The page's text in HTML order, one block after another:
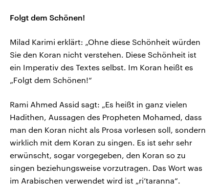
Folgt dem Schönen!
Milad Karimi erklärt: „Ohne diese Schönheit würden
Sie den Koran nicht verstehen. Diese Schönheit ist
ein Imperativ des Textes selbst. Im Koran heißt es
„Folgt dem Schönen!“
Rami Ahmed Assid sagt: „Es heißt in ganz vielen
Hadithen, Aussagen des Propheten Mohamed, dass
man den Koran nicht als Prosa vorlesen soll, sondern
wirklich mit dem Koran zu singen. Es ist sehr sehr
erwünscht, sogar vorgegeben, den Koran so zu
singen beziehungsweise vorzutragen. Das Wort was
im Arabischen verwendet wird ist „ri’taranna“.